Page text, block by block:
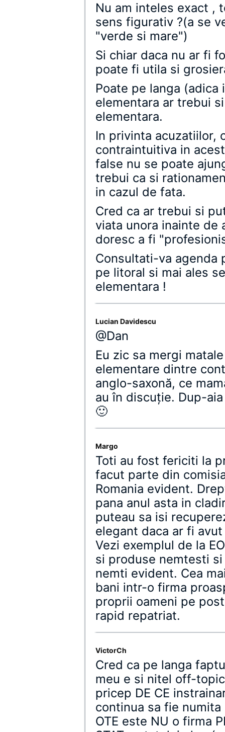
Nu am inteles exact ,
sens figurativ ?(a se
"verde si mare")
Si chiar daca nu ar fi
poate fi utila si
Poate pe langa
elementara ar trebui
elementara.
In privinta acuzatiilor,
contraintuitiva in
false nu se poate
trebui ca si
in cazul de fata.
Cred ca ar trebui si
viata unora inainte de
doresc a fi
Consultati-va agenda
pe litoral si mai ales
elementara !
Lucian Davidescu
@Dan
Eu zic sa mergi
elementare dintre
anglo-saxonă, ce
au în discuţie. Dup-
🙂
Margo
Toti au fost fericiti la
facut parte din
Romania evident.
pana anul asta in
puteau sa isi
elegant daca ar fi
Vezi exemplul de la
si produse nemtesti
nemti evident. Cea
bani intr-o firma
proprii oameni pe
rapid repatriat.
VictorCh
Cred ca pe langa
meu e si nitel off-
pricep DE CE
continua sa fie
OTE este NU o firma